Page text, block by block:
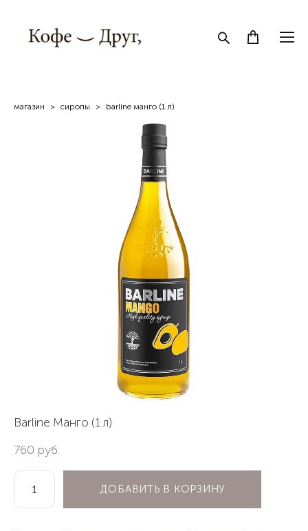
магазин > сиропы > barline манго (1 л)
Barline Манго (1 л)
760 pуб.
ДОБАВИТЬ В КОРЗИНУ